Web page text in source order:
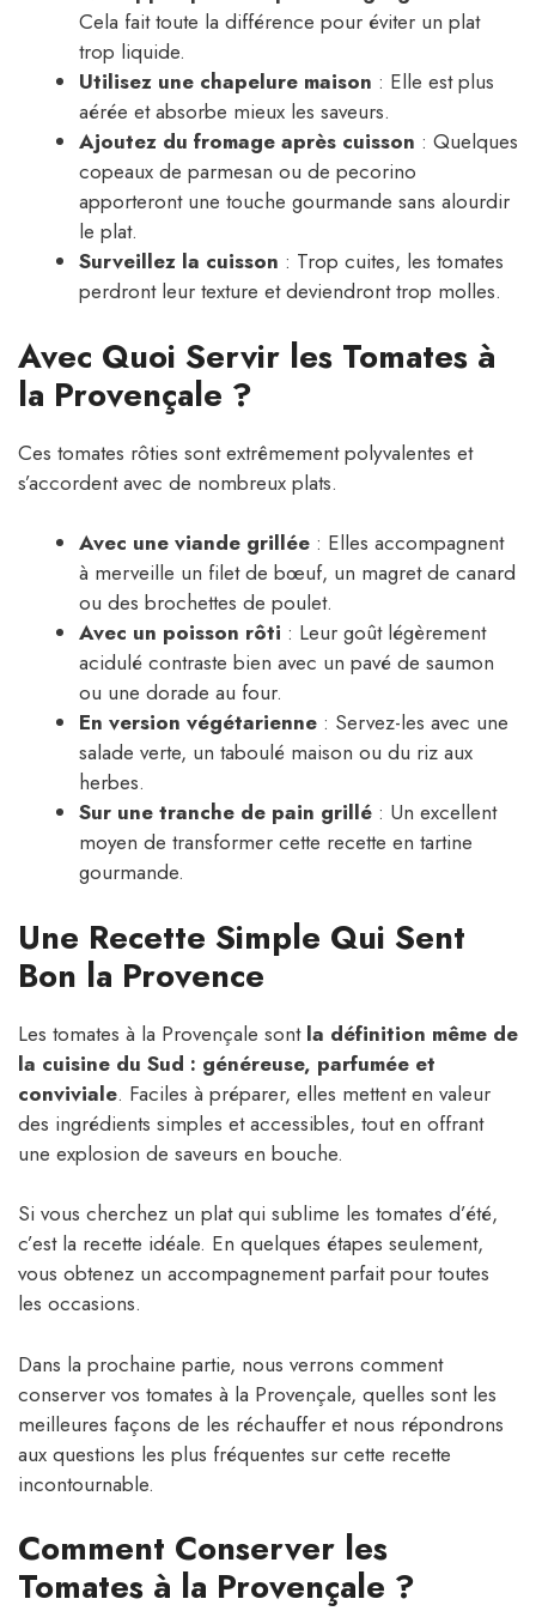
Cela fait toute la différence pour éviter un plat
trop liquide.
Utilisez une chapelure maison : Elle est plus
aérée et absorbe mieux les saveurs.
Ajoutez du fromage après cuisson : Quelques
copeaux de parmesan ou de pecorino
apporteront une touche gourmande sans alourdir
le plat.
Surveillez la cuisson : Trop cuites, les tomates
perdront leur texture et deviendront trop molles.
Avec Quoi Servir les Tomates à
la Provençale ?
Ces tomates rôties sont extrêmement polyvalentes et
s’accordent avec de nombreux plats.
Avec une viande grillée : Elles accompagnent
à merveille un filet de bœuf, un magret de canard
ou des brochettes de poulet.
Avec un poisson rôti : Leur goût légèrement
acidulé contraste bien avec un pavé de saumon
ou une dorade au four.
En version végétarienne : Servez-les avec une
salade verte, un taboulé maison ou du riz aux
herbes.
Sur une tranche de pain grillé : Un excellent
moyen de transformer cette recette en tartine
gourmande.
Une Recette Simple Qui Sent
Bon la Provence
Les tomates à la Provençale sont la définition même de
la cuisine du Sud : généreuse, parfumée et
conviviale. Faciles à préparer, elles mettent en valeur
des ingrédients simples et accessibles, tout en offrant
une explosion de saveurs en bouche.
Si vous cherchez un plat qui sublime les tomates d’été,
c’est la recette idéale. En quelques étapes seulement,
vous obtenez un accompagnement parfait pour toutes
les occasions.
Dans la prochaine partie, nous verrons comment
conserver vos tomates à la Provençale, quelles sont les
meilleures façons de les réchauffer et nous répondrons
aux questions les plus fréquentes sur cette recette
incontournable.
Comment Conserver les
Tomates à la Provençale ?